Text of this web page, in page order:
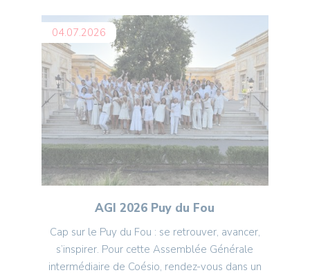
04.07.2026
AGI 2026 Puy du Fou
Cap sur le Puy du Fou : se retrouver, avancer,
s’inspirer. Pour cette Assemblée Générale
intermédiaire de Coésio, rendez-vous dans un